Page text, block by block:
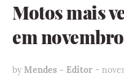
Motos mais
em
by Mendes - Editor -